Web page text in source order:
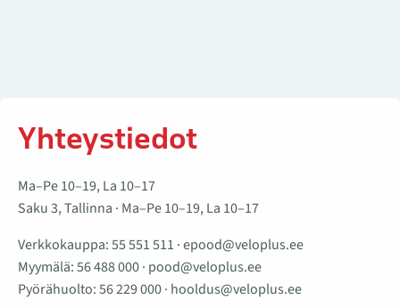
Yhteystiedot
Ma–Pe 10–19, La 10–17
Saku 3, Tallinna · Ma–Pe 10–19, La 10–17
Verkkokauppa:55 551 511 ·epood@veloplus.ee
Myymälä:56 488 000· pood@veloplus.ee
Pyörähuolto:56 229 000· hooldus@veloplus.ee